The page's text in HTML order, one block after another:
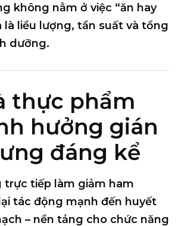
không nằm ở việc “ăn hay
là liều lượng, tần suất và tổng
dưỡng.
thực phẩm
hưởng gián
đáng kể
trực tiếp làm giảm ham
tác động mạnh đến huyết
– nền tảng cho chức năng